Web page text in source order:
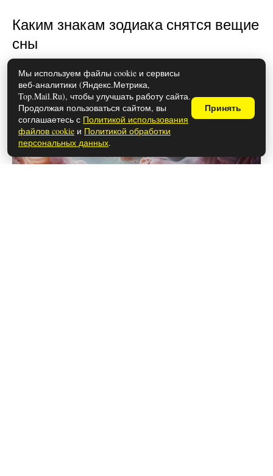
Каким знакам зодиака снятся вещие
сны
Мы используем файлы cookie и сервисы
веб-аналитики (Яндекс.Метрика,
Top.Mail.Ru), чтобы улучшать работу сайта.
Продолжая пользоваться сайтом, вы
соглашаетесь с Политикой использования
файлов cookie и Политикой обработки
персональных данных.
Принять